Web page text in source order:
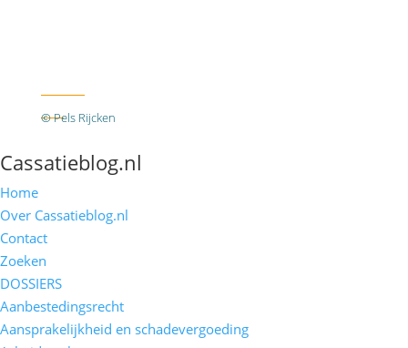
© Pels Rijcken
Cassatieblog.nl
Home
Over Cassatieblog.nl
Contact
Zoeken
DOSSIERS
Aanbestedingsrecht
Aansprakelijkheid en schadevergoeding